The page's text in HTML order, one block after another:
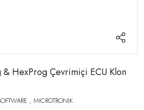
HexProg Çevrimiçi ECU Klon
,MICROTRONIK